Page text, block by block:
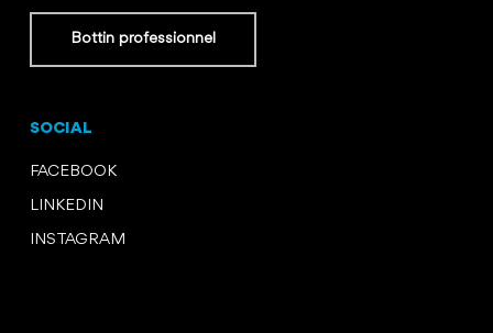
Bottin professionnel
SOCIAL
FACEBOOK
LINKEDIN
INSTAGRAM